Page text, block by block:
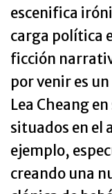
escenifica
carga política
ficción
por venir es
Lea Cheang
situados en el
ejemplo,
creando una